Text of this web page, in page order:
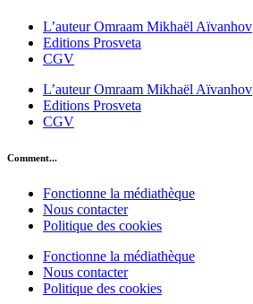
L’auteur Omraam Mikhaël Aïvanhov
Editions Prosveta
CGV
L’auteur Omraam Mikhaël Aïvanhov
Editions Prosveta
CGV
Comment...
Fonctionne la médiathèque
Nous contacter
Politique des cookies
Fonctionne la médiathèque
Nous contacter
Politique des cookies